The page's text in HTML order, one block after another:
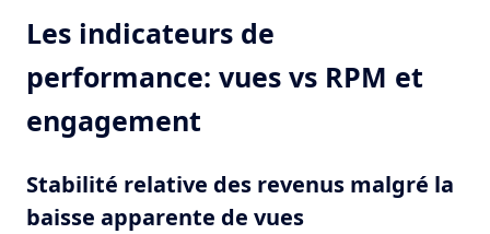
Les indicateurs de
performance: vues vs RPM et
engagement
Stabilité relative des revenus malgré la
baisse apparente de vues